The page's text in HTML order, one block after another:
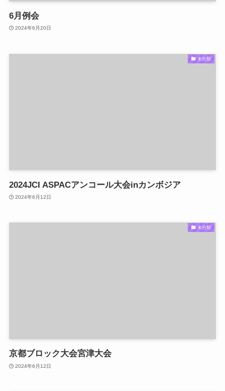
6月例会
2024年6月20日
未分類
2024JCI ASPACアンコール大会inカンボジア
2024年6月12日
未分類
京都ブロック大会宮津大会
2024年6月12日